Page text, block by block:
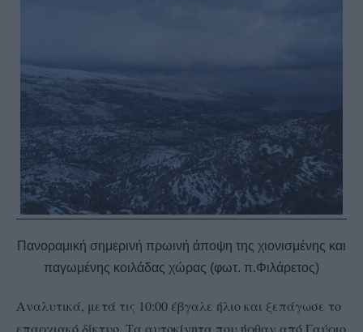
Πανοραμική σημερινή πρωινή άποψη της χιονισμένης και
παγωμένης κοιλάδας χώρας (φωτ. π.Φιλάρετος)
Αναλυτικά, μετά τις 10:00 έβγαλε ήλιο και ξεπάγωσε το
επαρχιακό δίκτυο. Τα αυτοκίνητα που ήρθαν από Γαύριο